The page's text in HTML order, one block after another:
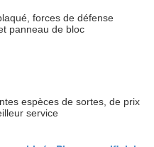
forces de défense
panneau de bloc
espèces de sortes, de prix
service